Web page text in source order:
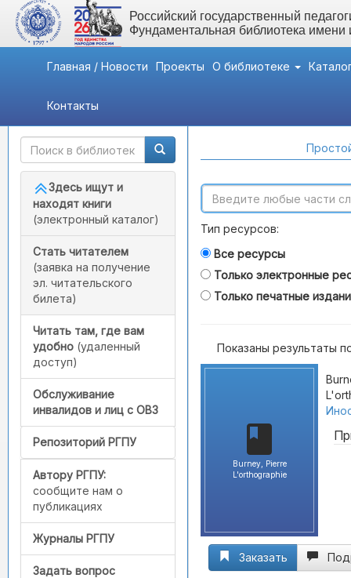
Российский государственный
Фундаментальная библиотека
Главная / Новости Проекты О библиотеке
Контакты
Быстрый доступ
Здесь ищут и
находят книги
(электронный каталог)
Стать читателем
(заявка на получение
эл. читательского
билета)
Читать там, где вам
удобно (удаленный
доступ)
Обслуживание
инвалидов и лиц с ОВЗ
Репозиторий РГПУ
Автору РГПУ:
сообщите нам о
публикациях
Журналы РГПУ
Задать вопрос
Тип ресурсов:
Все ресурсы
Только электронные
Только печатные
Показаны результаты
Burney, Pierre
L'orthographie
Заказать